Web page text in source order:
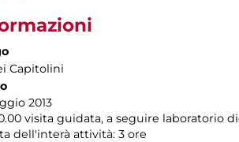
Capitolini
2013
visita guidata, a seguire laboratorio
dell'interà attività: 3 ore